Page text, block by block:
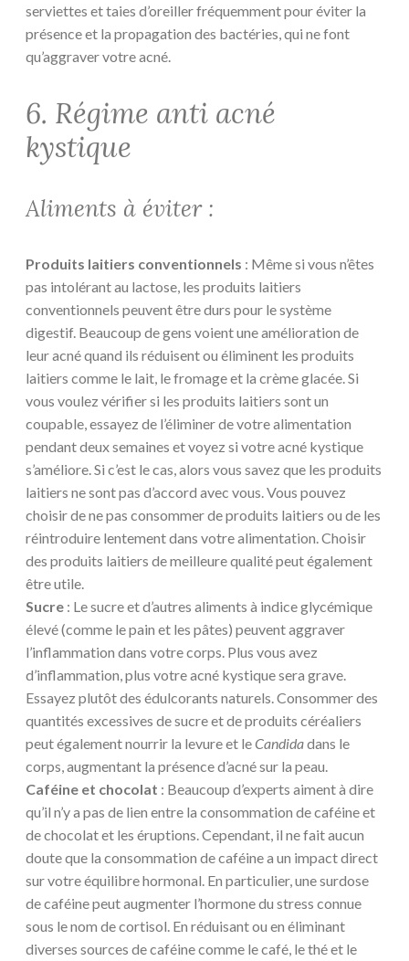
serviettes et taies d’oreiller fréquemment pour éviter la
présence et la propagation des bactéries, qui ne font
qu’aggraver votre acné.
6. Régime anti acné
kystique
Aliments à éviter :
Produits laitiers conventionnels : Même si vous n’êtes
pas intolérant au lactose, les produits laitiers
conventionnels peuvent être durs pour le système
digestif. Beaucoup de gens voient une amélioration de
leur acné quand ils réduisent ou éliminent les produits
laitiers comme le lait, le fromage et la crème glacée. Si
vous voulez vérifier si les produits laitiers sont un
coupable, essayez de l’éliminer de votre alimentation
pendant deux semaines et voyez si votre acné kystique
s’améliore. Si c’est le cas, alors vous savez que les produits
laitiers ne sont pas d’accord avec vous. Vous pouvez
choisir de ne pas consommer de produits laitiers ou de les
réintroduire lentement dans votre alimentation. Choisir
des produits laitiers de meilleure qualité peut également
être utile.
Sucre : Le sucre et d’autres aliments à indice glycémique
élevé (comme le pain et les pâtes) peuvent aggraver
l’inflammation dans votre corps. Plus vous avez
d’inflammation, plus votre acné kystique sera grave.
Essayez plutôt des édulcorants naturels. Consommer des
quantités excessives de sucre et de produits céréaliers
peut également nourrir la levure et leCandidadans le
corps, augmentant la présence d’acné sur la peau.
Caféine et chocolat : Beaucoup d’experts aiment à dire
qu’il n’y a pas de lien entre la consommation de caféine et
de chocolat et les éruptions. Cependant, il ne fait aucun
doute que la consommation de caféine a un impact direct
sur votre équilibre hormonal. En particulier, une surdose
de caféine peut augmenter l’hormone du stress connue
sous le nom de cortisol. En réduisant ou en éliminant
diverses sources de caféine comme le café, le thé et le